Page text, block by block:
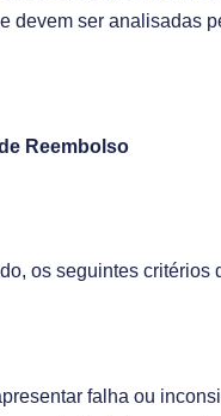
devem ser analisadas
Reembolso
os seguintes critérios
falha ou